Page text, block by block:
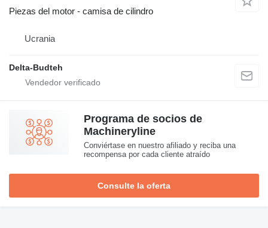
Piezas del motor - camisa de cilindro
Ucrania
Delta-Budteh
Programa de socios de
Machineryline
Conviértase en nuestro afiliado y reciba una
recompensa por cada cliente atraído
Consulte la oferta